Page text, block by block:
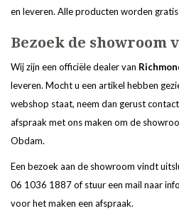
en leveren. Alle producten worden
Bezoek de showroom
Wij zijn een officiële dealer van
leveren. Mocht u een artikel hebben
webshop staat, neem dan gerust
afspraak met ons maken om de
Obdam.
Een bezoek aan de showroom vindt
06 1036 1887 of stuur een mail naar
voor het maken een afspraak.